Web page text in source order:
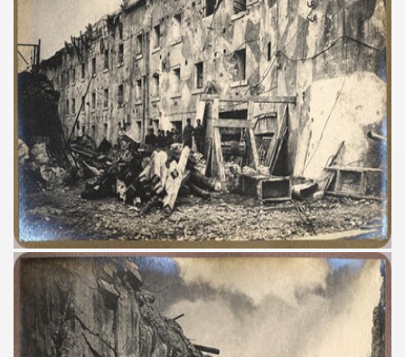
l’evoluzione storica della telefonia.
nell'etere".
del mese di Gennaio 2014.
del mese di Febbraio 2014.